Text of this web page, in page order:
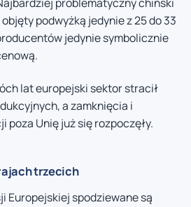
podwyżką jedynie z 25 do 33
jedynie symbolicznie
lat europejski sektor stracił
a zamknięcia i
poza Unię już się rozpoczęły.
trzecich
Europejskiej spodziewane są